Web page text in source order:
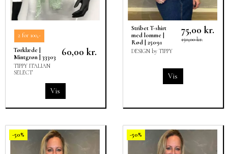
2 for 100,-
Tørklæde |
Mintgrøn | 33303
TIPPY ITALIAN
SELECT
60,00 kr.
Vis
Stribet T-shirt
med lomme |
Rød | 25091
DESIGN by TIPPY
75,00 kr.
150,00 kr.
Vis
-50% -50%